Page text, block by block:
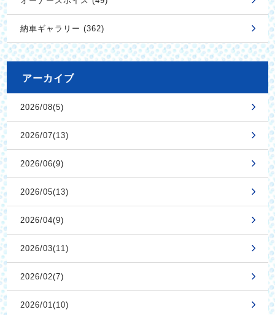
納車ギャラリー (362)
アーカイブ
2026/08(5)
2026/07(13)
2026/06(9)
2026/05(13)
2026/04(9)
2026/03(11)
2026/02(7)
2026/01(10)